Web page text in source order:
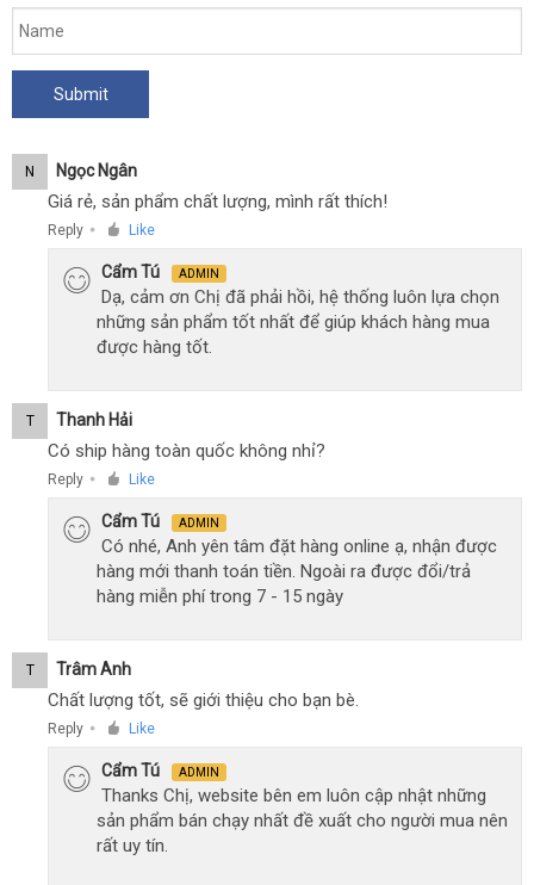
N Ngọc Ngân
Giá rẻ, sản phẩm chất lượng, mình rất thích!
Reply ● Like
Cẩm Tú ADMIN
Dạ, cảm ơn Chị đã phải hồi, hệ thống luôn lựa chọn
những sản phẩm tốt nhất để giúp khách hàng mua
được hàng tốt.
T Thanh Hải
Có ship hàng toàn quốc không nhỉ?
Reply ● Like
Cẩm Tú ADMIN
Có nhé, Anh yên tâm đặt hàng online ạ, nhận được
hàng mới thanh toán tiền. Ngoài ra được đổi/trả
hàng miễn phí trong 7 - 15 ngày
T Trâm Anh
Chất lượng tốt, sẽ giới thiệu cho bạn bè.
Reply ● Like
Cẩm Tú ADMIN
Thanks Chị, website bên em luôn cập nhật những
sản phẩm bán chạy nhất đề xuất cho người mua nên
rất uy tín.